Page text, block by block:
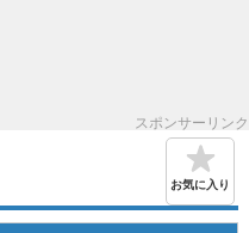
スポンサーリンク
お気に入り